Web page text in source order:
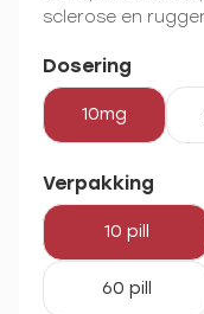
sclerose en
Dosering
10mg
Verpakking
10 pill
60 pill